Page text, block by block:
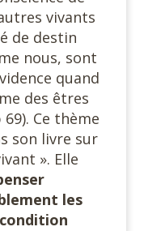
vivants
de destin
nous, sont
quand
des êtres
Ce thème
son livre sur
». Elle
les